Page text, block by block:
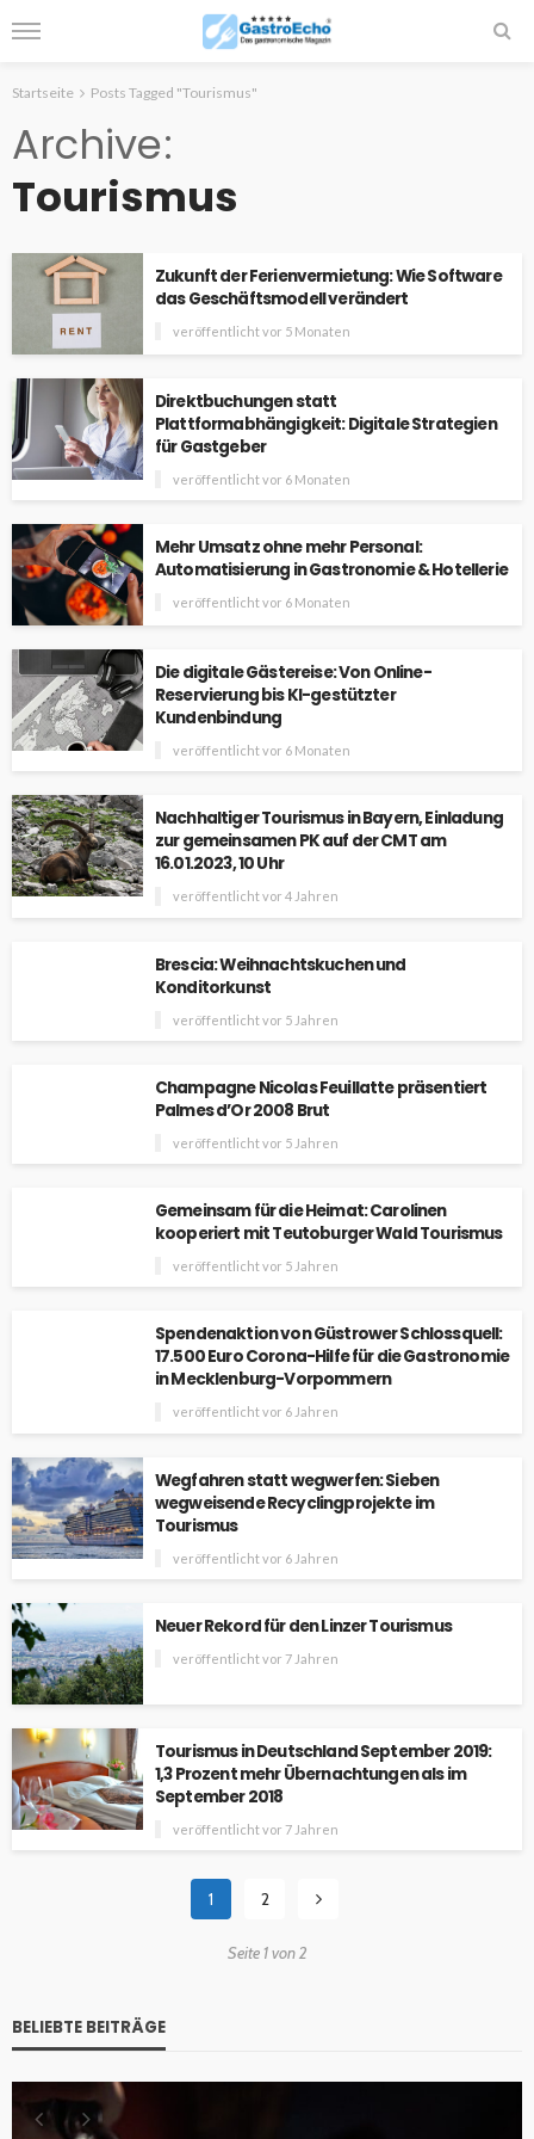
Startseite Posts Tagged "Tourismus"
Archive
Tourismus
Zukunft der Ferienvermietung: Wie Software
das Geschäftsmodell verändert
veröffentlicht vor 5 Monaten
Direktbuchungen statt
Plattformabhängigkeit: Digitale Strategien
für Gastgeber
veröffentlicht vor 6 Monaten
Mehr Umsatz ohne mehr Personal:
Automatisierung in Gastronomie & Hotellerie
veröffentlicht vor 6 Monaten
Die digitale Gästereise: Von Online-
Reservierung bis KI-gestützter
Kundenbindung
veröffentlicht vor 6 Monaten
Nachhaltiger Tourismus in Bayern, Einladung
zur gemeinsamen PK auf der CMT am
16.01.2023, 10 Uhr
veröffentlicht vor 4 Jahren
Brescia: Weihnachtskuchen und
Konditorkunst
veröffentlicht vor 5 Jahren
Champagne Nicolas Feuillatte präsentiert
Palmes d’Or 2008 Brut
veröffentlicht vor 5 Jahren
Gemeinsam für die Heimat: Carolinen
kooperiert mit Teutoburger Wald Tourismus
veröffentlicht vor 5 Jahren
Spendenaktion von Güstrower Schlossquell:
17.500 Euro Corona-Hilfe für die Gastronomie
in Mecklenburg-Vorpommern
veröffentlicht vor 6 Jahren
Wegfahren statt wegwerfen: Sieben
wegweisende Recyclingprojekte im
Tourismus
veröffentlicht vor 6 Jahren
Neuer Rekord für den Linzer Tourismus
veröffentlicht vor 7 Jahren
Tourismus in Deutschland September 2019:
1,3 Prozent mehr Übernachtungen als im
September 2018
veröffentlicht vor 7 Jahren
1 2
Seite 1 von 2
BELIEBTE BEITRÄGE